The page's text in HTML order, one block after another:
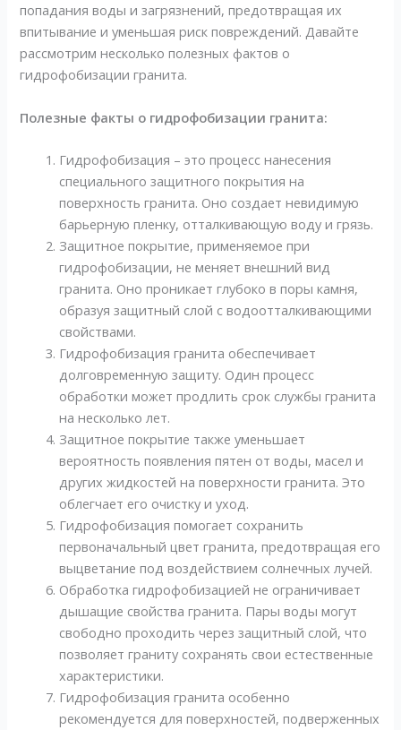
попадания воды и загрязнений, предотвращая их
впитывание и уменьшая риск повреждений. Давайте
рассмотрим несколько полезных фактов о
гидрофобизации гранита.
Полезные факты о гидрофобизации гранита:
Гидрофобизация – это процесс нанесения
специального защитного покрытия на
поверхность гранита. Оно создает невидимую
барьерную пленку, отталкивающую воду и грязь.
Защитное покрытие, применяемое при
гидрофобизации, не меняет внешний вид
гранита. Оно проникает глубоко в поры камня,
образуя защитный слой с водоотталкивающими
свойствами.
Гидрофобизация гранита обеспечивает
долговременную защиту. Один процесс
обработки может продлить срок службы гранита
на несколько лет.
Защитное покрытие также уменьшает
вероятность появления пятен от воды, масел и
других жидкостей на поверхности гранита. Это
облегчает его очистку и уход.
Гидрофобизация помогает сохранить
первоначальный цвет гранита, предотвращая его
выцветание под воздействием солнечных лучей.
Обработка гидрофобизацией не ограничивает
дышащие свойства гранита. Пары воды могут
свободно проходить через защитный слой, что
позволяет граниту сохранять свои естественные
характеристики.
Гидрофобизация гранита особенно
рекомендуется для поверхностей, подверженных